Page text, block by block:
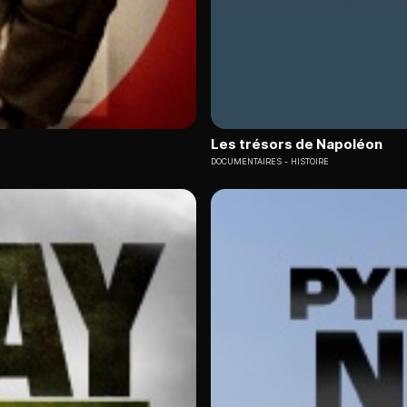
Les trésors de Napoléon
DOCUMENTAIRES HISTOIRE